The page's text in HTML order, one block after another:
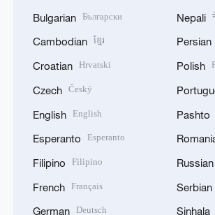
Bulgarian Български
Cambodian ខ្មែរ
Croatian Hrvatski
Czech Český
English English
Esperanto Esperanto
Filipino Filipino
French Français
German Deutsch
Nepali
Persian
Polish
Pashto
Russian
Serbian
Sinhala